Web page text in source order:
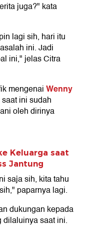
juga?" kata
lagi sih, hari itu
ini. Jadi
ini," jelas Citra
mengenaiWenny
ini sudah
oleh dirinya
Keluarga saat
Jantung
saja sih, kita tahu
paparnya lagi.
dukungan kepada
dilaluinya saat ini.